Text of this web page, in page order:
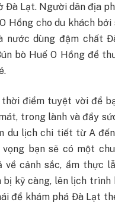
Đà Lạt. Người dân địa
Hồng cho du khách
nước dùng đậm chất
bò Huế O Hồng để
thời điểm tuyệt vời để
trong lành và đầy
du lịch chi tiết từ A
vọng bạn sẽ có một
về cảnh sắc, ẩm thực
bị kỹ càng, lên lịch
để khám phá Đà Lạt